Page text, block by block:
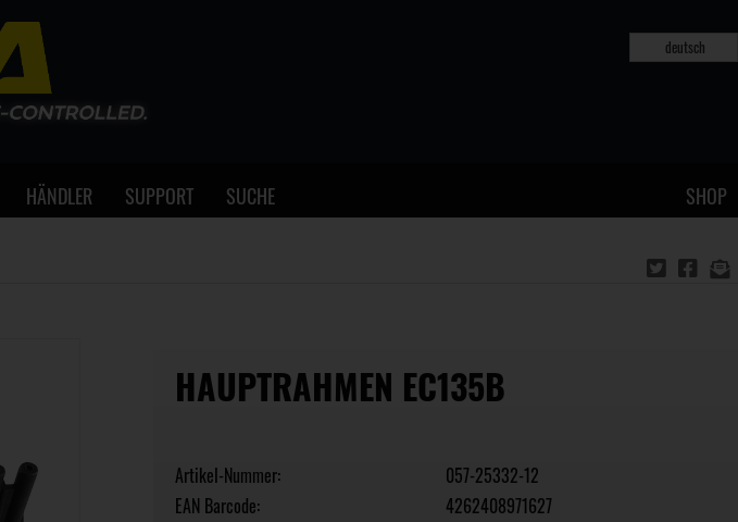
deutsch
HÄNDLER SUPPORT SUCHE SHOP
HAUPTRAHMEN EC135B
Artikel-Nummer:
057-25332-12
EAN Barcode:
4262408971627